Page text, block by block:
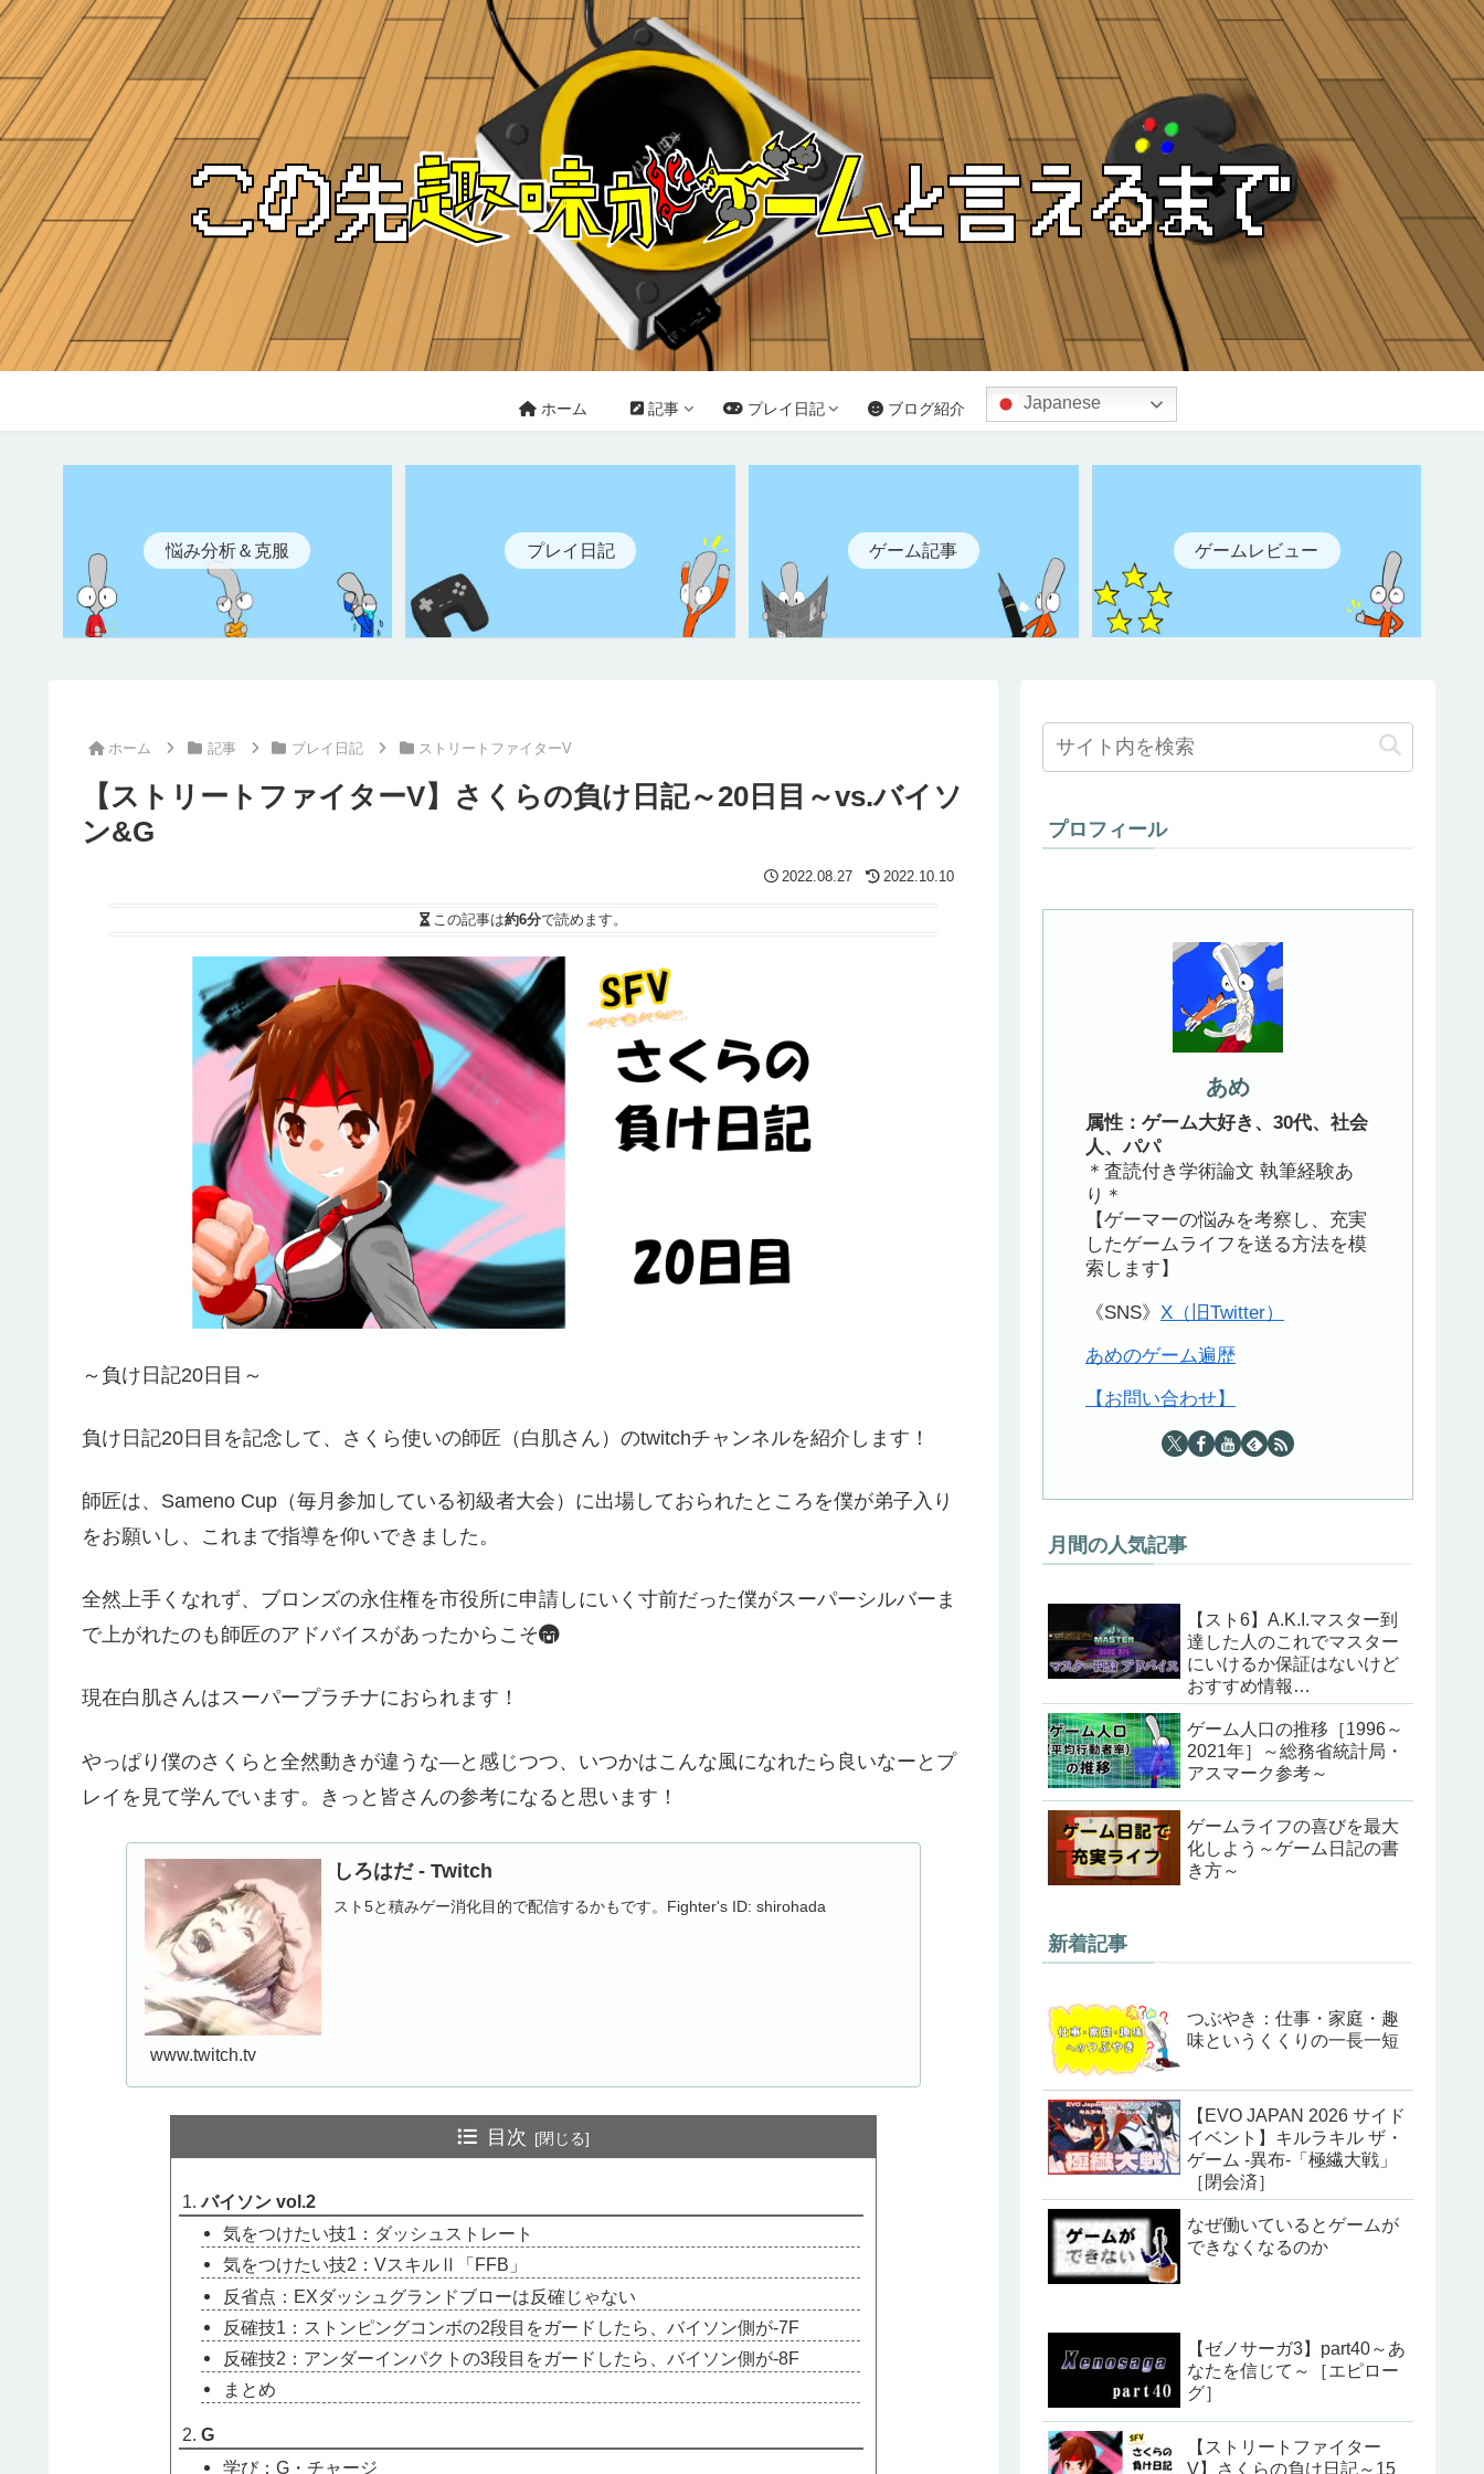
ホーム 記事 プレイ日記 ブログ紹介 Japanese
悩み分析＆克服 プレイ日記 ゲーム記事 ゲームレビュー
ホーム 記事 プレイ日記 ストリートファイターV
【ストリートファイターV】さくらの負け日記～20日目～vs.バイソ
ン&G
2022.08.27 2022.10.10
この記事は約6分で読めます。
～負け日記20日目～
負け日記20日目を記念して、さくら使いの師匠（白肌さん）のtwitchチャンネルを紹介します！
師匠は、Sameno Cup（毎月参加している初級者大会）に出場しておられたところを僕が弟子入り
をお願いし、これまで指導を仰いできました。
全然上手くなれず、ブロンズの永住権を市役所に申請しにいく寸前だった僕がスーパーシルバーま
で上がれたのも師匠のアドバイスがあったからこそ
現在白肌さんはスーパープラチナにおられます！
やっぱり僕のさくらと全然動きが違うな―と感じつつ、いつかはこんな風になれたら良いなーとプ
レイを見て学んでいます。きっと皆さんの参考になると思います！
しろはだ - Twitch
スト5と積みゲー消化目的で配信するかもです。Fighter's ID: shirohada
www.twitch.tv
目次
バイソン vol.2
気をつけたい技1：ダッシュストレート
気をつけたい技2：VスキルⅡ「FFB」
反省点：EXダッシュグランドブローは反確じゃない
反確技1：ストンピングコンボの2段目をガードしたら、バイソン側が-7F
反確技2：アンダーインパクトの3段目をガードしたら、バイソン側が-8F
まとめ
G
学び：G・チャージ
プロフィール
あめ
属性：ゲーム大好き、30代、社会
人、パパ
＊査読付き学術論文 執筆経験あ
り＊
【ゲーマーの悩みを考察し、充実
したゲームライフを送る方法を模
索します】
《SNS》 X（旧Twitter）
あめのゲーム遍歴
【お問い合わせ】
月間の人気記事
【スト6】A.K.I.マスター到
達した人のこれでマスター
にいけるか保証はないけど
おすすめ情報
（202405ver）
ゲーム人口の推移［1996～
2021年］～総務省統計局・
アスマーク参考～
ゲームライフの喜びを最大
化しよう～ゲーム日記の書
き方～
新着記事
つぶやき：仕事・家庭・趣
味というくくりの一長一短
【EVO JAPAN 2026 サイド
イベント】キルラキル ザ・
ゲーム -異布-「極繊大戦」
［閉会済］
なぜ働いているとゲームが
できなくなるのか
【ゼノサーガ3】part40～あ
なたを信じて～［エピロー
グ］
【ストリートファイター
V】さくらの負け日記～15